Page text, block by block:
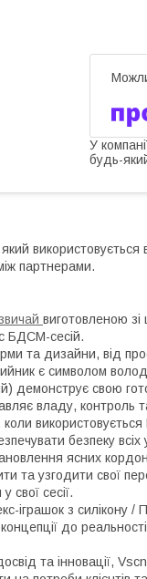
У
будь-
використовується
партнерами.
виготовленою зі
БДСМ-сесій.
та дизайни, від
є символом
демонструє свою
владу, контроль
безпеку всіх
ясних
та узгодити свої
свої сесії.
іграшок з силікону /
до
та інновації,